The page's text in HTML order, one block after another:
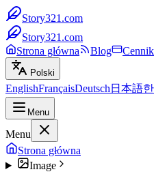
Story321.com
Story321.com
Strona główna
Blog Cennik
Polski
EnglishFrançaisDeutsch 日本語
Menu
Menu
Strona główna
Image